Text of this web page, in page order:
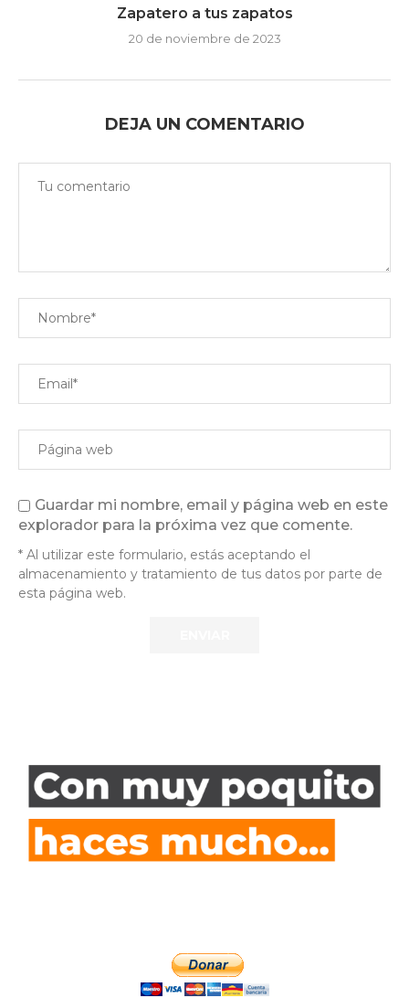
Zapatero a tus zapatos
20 de noviembre de 2023
DEJA UN COMENTARIO
Guardar mi nombre, email y página web en este
explorador para la próxima vez que comente.
* Al utilizar este formulario, estás aceptando el
almacenamiento y tratamiento de tus datos por parte de
esta página web.